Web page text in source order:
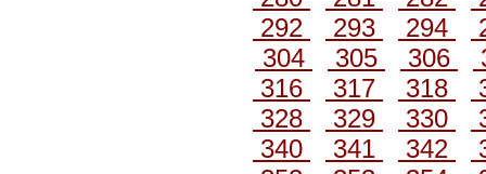
292
293 294
304
305 306
316
317 318
328
329 330
340
341 342